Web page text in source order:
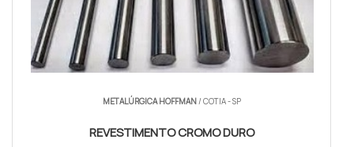
METALÚRGICA HOFFMAN/ COTIA - SP
REVESTIMENTO CROMO DURO